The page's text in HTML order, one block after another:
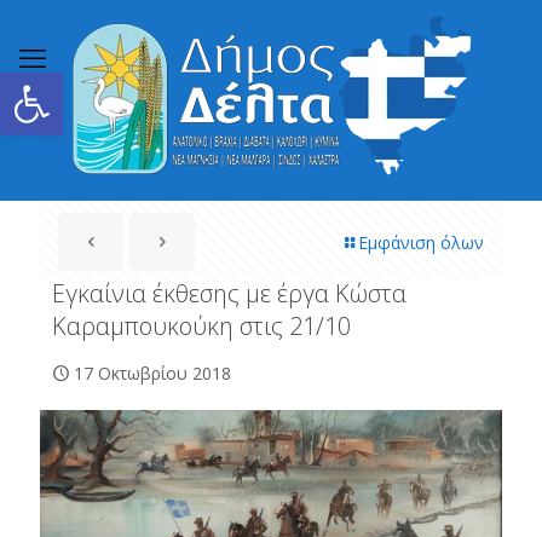
Ανοίξτε τη γραμμή εργαλείων
Εμφάνιση όλων
Εγκαίνια έκθεσης με έργα Κώστα
Καραμπουκούκη στις 21/10
17 Οκτωβρίου 2018